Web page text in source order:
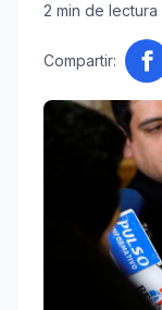
2 min de lectura
Compartir: